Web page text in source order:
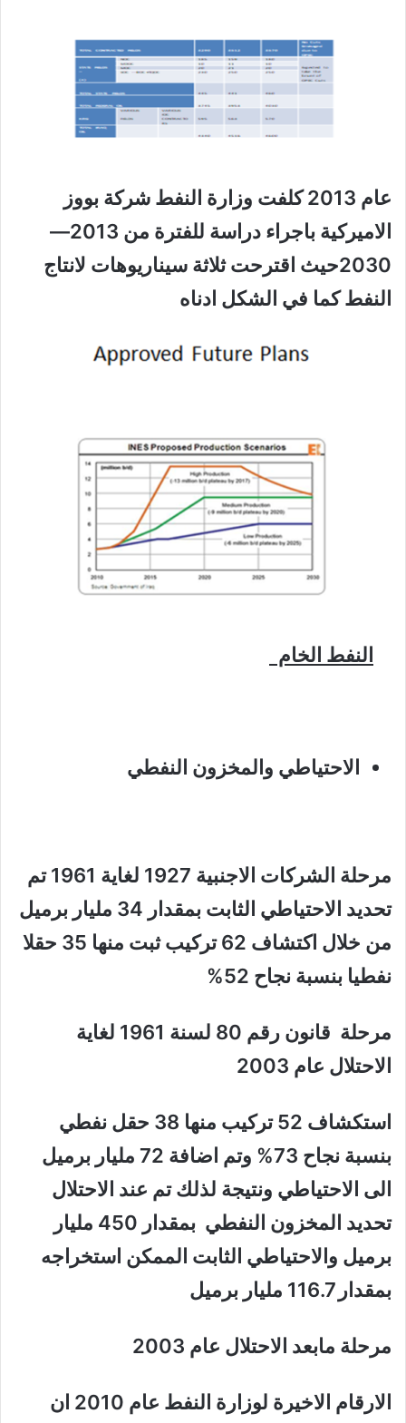
عام 2013 كلفت وزارة النفط شركة بووز
الاميركية باجراء دراسة للفترة من 2013—
2030حيث اقترحت ثلاثة سيناريوهات لانتاج
النفط كما في الشكل ادناه
النفط الخام
الاحتياطي والمخزون النفطي
مرحلة الشركات الاجنبية 1927 لغاية 1961 تم
تحديد الاحتياطي الثابت بمقدار 34 مليار برميل
من خلال اكتشاف 62 تركيب ثبت منها 35 حقلا
نفطيا بنسبة نجاح 52%
مرحلة قانون رقم 80 لسنة 1961 لغاية
الاحتلال عام 2003
استكشاف 52 تركيب منها 38 حقل نفطي
بنسبة نجاح 73% وتم اضافة 72 مليار برميل
الى الاحتياطي ونتيجة لذلك تم عند الاحتلال
تحديد المخزون النفطي بمقدار 450 مليار
برميل والاحتياطي الثابت الممكن استخراجه
بمقدار 116.7 مليار برميل
مرحلة مابعد الاحتلال عام 2003
الارقام الاخيرة لوزارة النفط عام 2010 ان